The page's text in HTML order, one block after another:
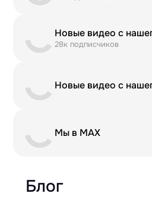
Новые видео с
28к подписчиков
Новые видео с
Мы в MAX
Блог